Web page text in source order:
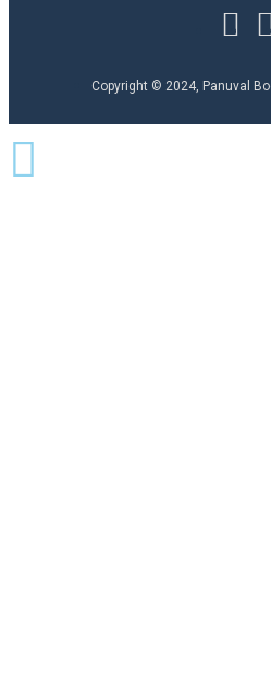
Copyright © 2024, Panuval